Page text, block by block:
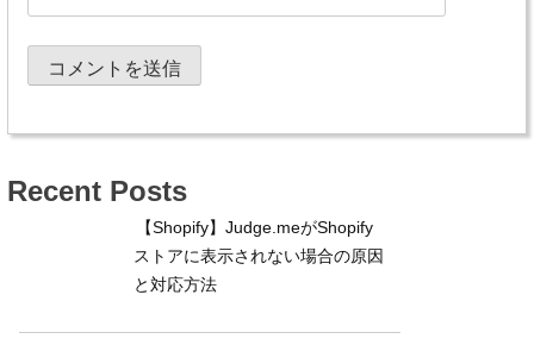
Recent Posts
【Shopify】Judge.meがShopify
ストアに表示されない場合の原因
と対応方法